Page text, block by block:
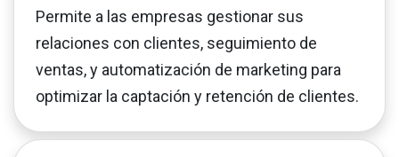
Permite a las empresas gestionar sus
relaciones con clientes, seguimiento de
ventas, y automatización de marketing para
optimizar la captación y retención de clientes.